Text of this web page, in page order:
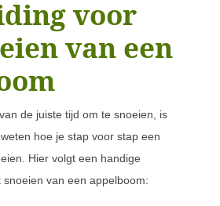
voor
van een
de juiste tijd om te snoeien, is
hoe je stap voor stap een
Hier volgt een handige
van een appelboom: